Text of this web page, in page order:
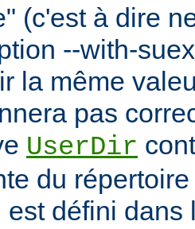
(c'est à dire
--with-
la même
pas
UserDir
du
est défini